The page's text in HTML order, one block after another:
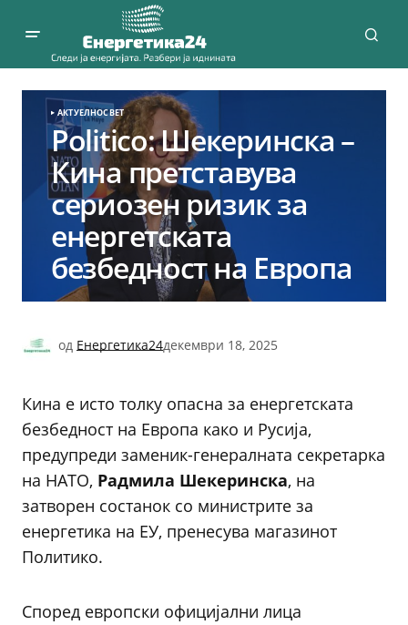
АКТУЕЛНОСВЕТ
Politico: Шекеринска –
Кина претставува
сериозен ризик за
енергетската
безбедност на Европа
од Енергетика24декември 18, 2025
Кина е исто толку опасна за енергетската
безбедност на Европа како и Русија,
предупреди заменик-генералната секретарка
на НАТО, Радмила Шекеринска, на
затворен состанок со министрите за
енергетика на ЕУ, пренесува магазинот
Политико.
Според европски официјални лица